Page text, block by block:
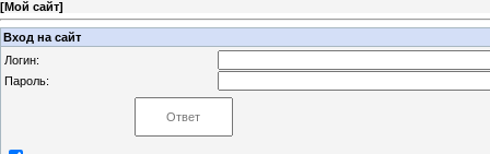
[Мой сайт]
Вход на сайт
Логин:
Пароль: